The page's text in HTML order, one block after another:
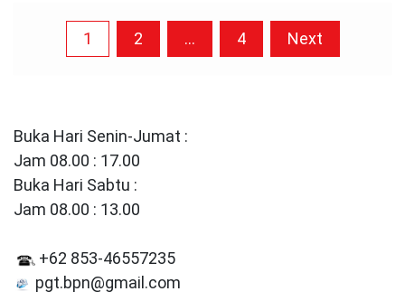
Posts
1 2 … 4 Next
Buka Hari Senin-Jumat :
Jam 08.00 : 17.00
Buka Hari Sabtu :
Jam 08.00 : 13.00
+62 853-46557235
pgt.bpn@gmail.com